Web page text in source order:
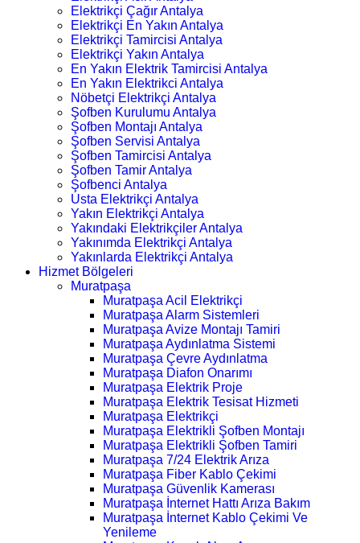
Elektrikçi Çağır Antalya
Elektrikçi En Yakın Antalya
Elektrikçi Tamircisi Antalya
Elektrikçi Yakın Antalya
En Yakın Elektrik Tamircisi Antalya
En Yakın Elektrikci Antalya
Nöbetçi Elektrikçi Antalya
Şofben Kurulumu Antalya
Şofben Montajı Antalya
Şofben Servisi Antalya
Şofben Tamircisi Antalya
Şofben Tamir Antalya
Şofbenci Antalya
Usta Elektrikçi Antalya
Yakın Elektrikçi Antalya
Yakındaki Elektrikçiler Antalya
Yakınımda Elektrikçi Antalya
Yakınlarda Elektrikçi Antalya
Hizmet Bölgeleri
Muratpaşa
Muratpaşa Acil Elektrikçi
Muratpaşa Alarm Sistemleri
Muratpaşa Avize Montajı Tamiri
Muratpaşa Aydınlatma Sistemi
Muratpaşa Çevre Aydınlatma
Muratpaşa Diafon Onarımı
Muratpaşa Elektrik Proje
Muratpaşa Elektrik Tesisat Hizmeti
Muratpaşa Elektrikçi
Muratpaşa Elektrikli Şofben Montajı
Muratpaşa Elektrikli Şofben Tamiri
Muratpaşa 7/24 Elektrik Arıza
Muratpaşa Fiber Kablo Çekimi
Muratpaşa Güvenlik Kamerası
Muratpaşa İnternet Hattı Arıza Bakım
Muratpaşa İnternet Kablo Çekimi Ve
Yenileme